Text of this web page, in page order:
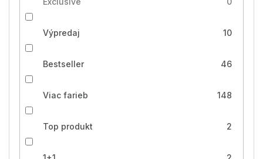
Výpredaj 10
Bestseller 46
Viac farieb 148
Top produkt 2